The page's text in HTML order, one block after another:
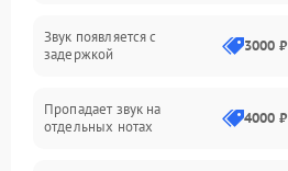
Подключения и интерфейсы
Звук появляется с
задержкой
3000 ₽
Пропадает звук на
отдельных нотах
4000 ₽